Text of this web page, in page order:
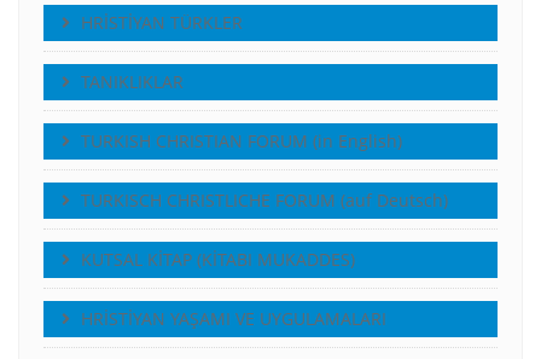
HRİSTİYAN TÜRKLER
TANIKLIKLAR
TURKISH CHRISTIAN FORUM (in English)
TURKISCH CHRISTLICHE FORUM (auf Deutsch)
KUTSAL KİTAP (KİTABI MUKADDES)
HRİSTİYAN YAŞAMI VE UYGULAMALARI